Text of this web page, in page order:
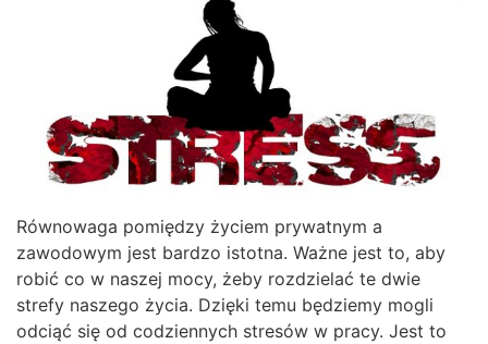
Równowaga pomiędzy życiem prywatnym a
zawodowym jest bardzo istotna. Ważne jest to, aby
robić co w naszej mocy, żeby rozdzielać te dwie
strefy naszego życia. Dzięki temu będziemy mogli
odciąć się od codziennych stresów w pracy. Jest to